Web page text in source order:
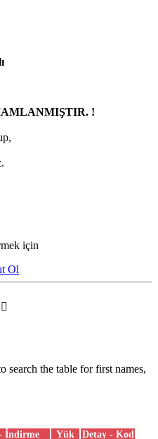
!
için
Ol
search the table for first names,
İndirme Yük Detay - Kod